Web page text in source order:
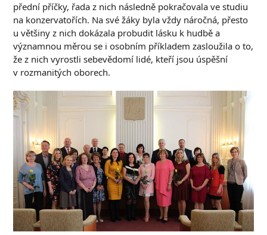
přední příčky, řada z nich následně pokračovala ve studiu
na konzervatořích. Na své žáky byla vždy náročná, přesto
u většiny z nich dokázala probudit lásku k hudbě a
významnou měrou se i osobním příkladem zasloužila o to,
že z nich vyrostli sebevědomí lidé, kteří jsou úspěšní
v rozmanitých oborech.